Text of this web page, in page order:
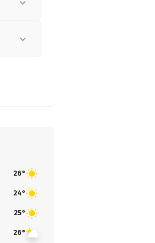
26°
24°
25°
26°